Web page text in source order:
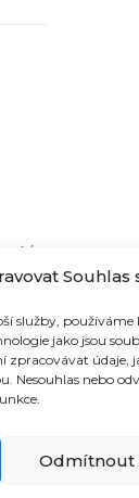
Souhlas
služby,
jako jsou
údaje,
Nesouhlas nebo
Odmítnout
/